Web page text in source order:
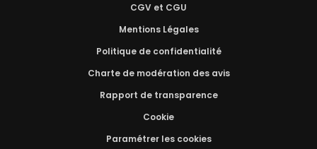
CGV et CGU
Mentions Légales
Politique de confidentialité
Charte de modération des avis
Rapport de transparence
Cookie
Paramétrer les cookies